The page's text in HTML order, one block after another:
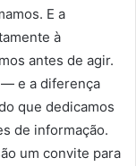
E a
à
antes de agir.
e a diferença
que dedicamos
de informação.
um convite para